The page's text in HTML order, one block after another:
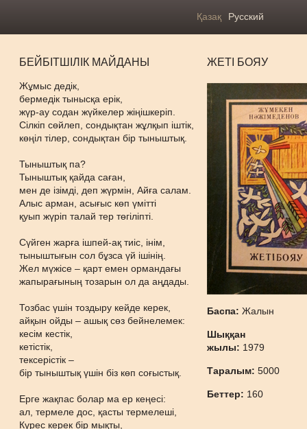
Қазақ Русский
БЕЙБІТШІЛІК МАЙДАНЫ
Жұмыс дедік,
бермедік тынысқа ерік,
жүр-ау содан жүйкелер жіңішкеріп.
Сілкіп сөйлеп, сондықтан жұлқып іштік,
көңіл тілер, сондықтан бір тыныштық.
Тыныштық па?
Тыныштық қайда саған,
мен де ізімді, деп жүрмін, Айға салам.
Алыс арман, асығыс көп үмітті
қуып жүріп талай тер төгіліпті.
Сүйген жарға ішпей-ақ тиіс, інім,
тыныштығын сол бұзса үй ішінің.
Жел мүжісе – қарт емен ормандағы
жапырағының тозарын ол да аңдады.
Тозбас үшін тоздыру кейде керек,
айқын ойды – ашық сөз бейнелемек:
кесім кестік,
кетістік,
тексерістік –
бір тыныштық үшін біз көп соғыстық.
Ерге жақпас болар ма ер кеңесі:
ал, термеле дос, қасты термелеші,
Күрес керек бір мықты,
ЖЕТІ БОЯУ
Баспа:Жалын
Шыққан
жылы: 1979
Таралым:5000
Беттер: 160